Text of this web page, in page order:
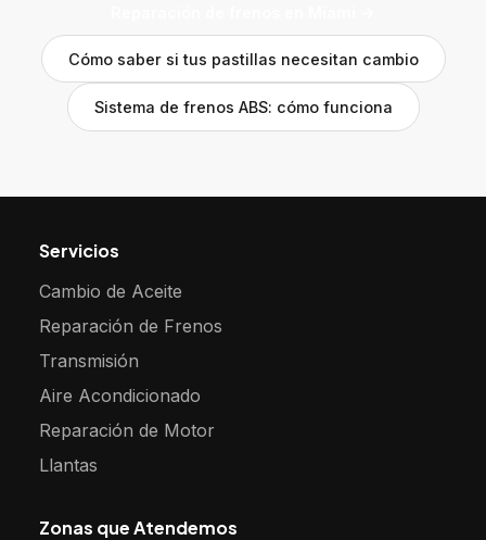
Cómo saber si tus pastillas necesitan cambio
Sistema de frenos ABS: cómo funciona
Servicios
Cambio de Aceite
Reparación de Frenos
Transmisión
Aire Acondicionado
Reparación de Motor
Llantas
Zonas que Atendemos